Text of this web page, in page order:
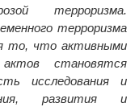
терроризма.
терроризма
то, что активными
актов становятся
исследования и
развития и